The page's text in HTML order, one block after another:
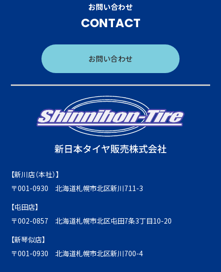
お問い合わせ
CONTACT
お問い合わせ
【新川店（本社）】
〒001-0930 北海道札幌市北区新川711-3
【屯田店】
〒002-0857 北海道札幌市北区屯田7条3丁目10-20
【新琴似店】
〒001-0930 北海道札幌市北区新川700-4